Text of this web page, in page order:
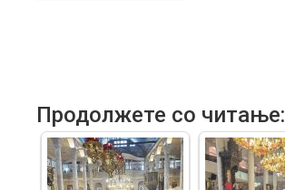
Продолжете со читање: